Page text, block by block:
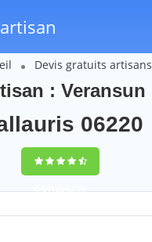
Devis gratuits artisans
: Veransun
06220
9,5(100%)71
votes